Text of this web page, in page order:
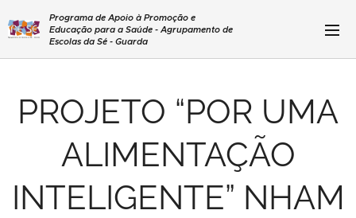
Programa de Apoio à Promoção e
Educação para a Saúde - Agrupamento de
Escolas da Sé - Guarda
PROJETO “POR UMA
ALIMENTAÇÃO
INTELIGENTE” NHAM